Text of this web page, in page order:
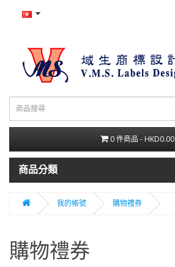
0 件商品 - HKD0.00
商品分類
我的帳號 購物禮券
購物禮券